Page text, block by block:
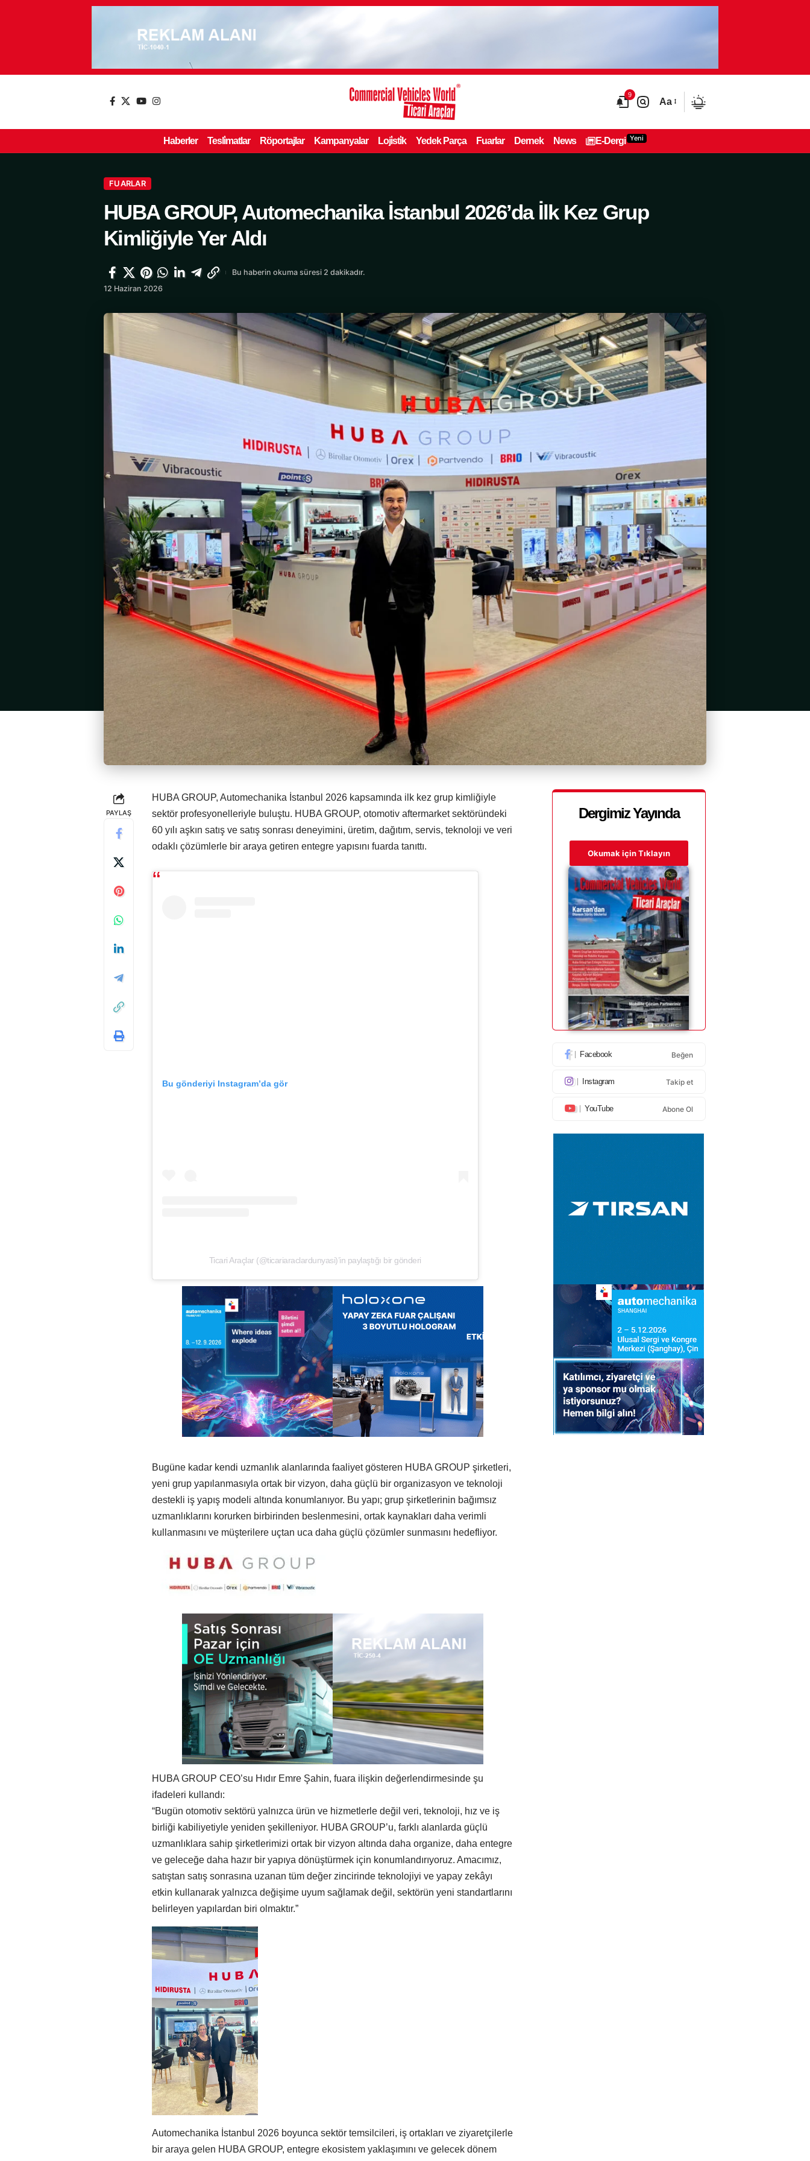
9
Aa
Haberler Tesli̇matlar Röportajlar Kampanyalar Loji̇sti̇k Yedek Parça Fuarlar Dernek News E-Dergi Yeni
FUARLAR
HUBA GROUP, Automechanika İstanbul 2026’da İlk Kez Grup
Kimliğiyle Yer Aldı
12 Haziran 2026
Bu haberin okuma süresi 2 dakikadır.
PAYLAŞ
HUBA GROUP, Automechanika İstanbul 2026 kapsamında ilk kez grup kimliğiyle
sektör profesyonelleriyle buluştu. HUBA GROUP, otomotiv aftermarket sektöründeki
60 yılı aşkın satış ve satış sonrası deneyimini, üretim, dağıtım, servis, teknoloji ve veri
odaklı çözümlerle bir araya getiren entegre yapısını fuarda tanıttı.
Bu gönderiyi Instagram’da gör
Ticari Araçlar (@ticariaraclardunyasi)’in paylaştığı bir gönderi
Bugüne kadar kendi uzmanlık alanlarında faaliyet gösteren HUBA GROUP şirketleri,
yeni grup yapılanmasıyla ortak bir vizyon, daha güçlü bir organizasyon ve teknoloji
destekli iş yapış modeli altında konumlanıyor. Bu yapı; grup şirketlerinin bağımsız
uzmanlıklarını korurken birbirinden beslenmesini, ortak kaynakları daha verimli
kullanmasını ve müşterilere uçtan uca daha güçlü çözümler sunmasını hedefliyor.
HUBA GROUP CEO’su Hıdır Emre Şahin, fuara ilişkin değerlendirmesinde şu
ifadeleri kullandı:
“Bugün otomotiv sektörü yalnızca ürün ve hizmetlerle değil veri, teknoloji, hız ve iş
birliği kabiliyetiyle yeniden şekilleniyor. HUBA GROUP’u, farklı alanlarda güçlü
uzmanlıklara sahip şirketlerimizi ortak bir vizyon altında daha organize, daha entegre
ve geleceğe daha hazır bir yapıya dönüştürmek için konumlandırıyoruz. Amacımız,
satıştan satış sonrasına uzanan tüm değer zincirinde teknolojiyi ve yapay zekâyı
etkin kullanarak yalnızca değişime uyum sağlamak değil, sektörün yeni standartlarını
belirleyen yapılardan biri olmaktır.”
Automechanika İstanbul 2026 boyunca sektör temsilcileri, iş ortakları ve ziyaretçilerle
bir araya gelen HUBA GROUP, entegre ekosistem yaklaşımını ve gelecek dönem
Dergimiz Yayında
Okumak için Tıklayın
Facebook Beğen
Instagram Takip et
YouTube Abone Ol